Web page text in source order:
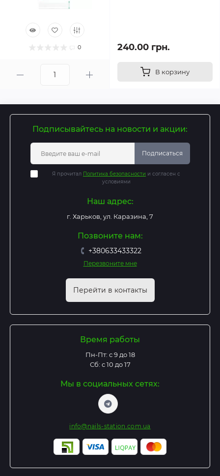
0 240.00 грн.
В корзину
Подписывайтесь на новости и акции:
Подписаться
Я прочитал Политика безопасности и согласен с
условиями
Наш адрес:
г. Харьков, ул. Каразина, 7
Позвоните нам:
+380633433322
Перезвоните мне
Перейти в контакты
Время работы
Пн-Пт: с 9 до 18
Сб: с 10 до 17
Мы в социальных сетях:
info@nails-station.com.ua